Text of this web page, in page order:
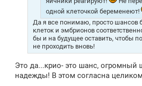
одной клеточкой беременеют!
Да я все понимаю, просто шансов
клеток и эмбрионов
бы и на будущее оставить, чтобы
не проходить вновь!
Это да...крио- это шанс, огромный
надежды! В этом согласна